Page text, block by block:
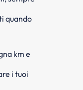
quando
km e
i tuoi